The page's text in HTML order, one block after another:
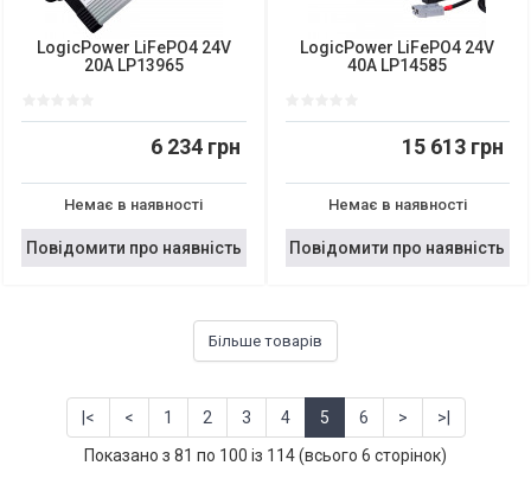
LogicPower LiFePO4 24V
20A LP13965
6 234 грн
Немає в наявності
Повідомити про наявність
LogicPower LiFePO4 24V
40A LP14585
15 613 грн
Немає в наявності
Повідомити про наявність
Більше товарів
|< < 1 2 3 4 5 6 >
>|
Показано з 81 по 100 із 114 (всього 6 сторінок)